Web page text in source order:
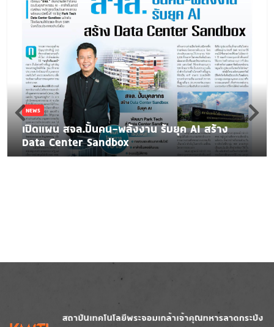
NEWS
เปิดแผน สจล.ปั้นคน-พลังงาน รับยุค AI สร้าง
Data Center Sandbox
Image